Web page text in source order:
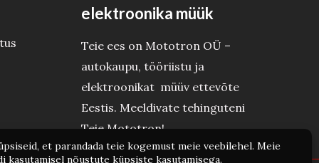
elektroonika müük
Teie ees on Mototron OÜ –
autokaupu, tööriistu ja
elektroonikat müüv ettevõte
Eestis. Meeldivate tehinguteni
Teie Mototron!